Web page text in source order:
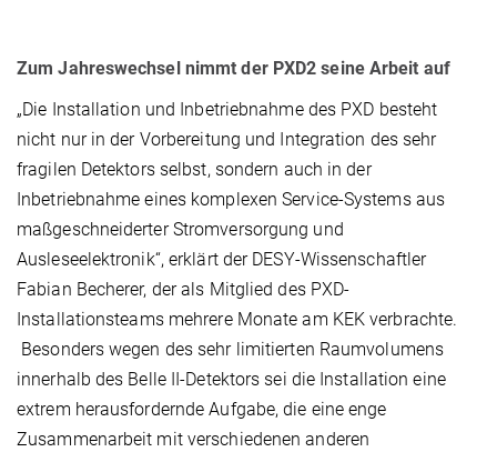
Zum Jahreswechsel nimmt der PXD2 seine Arbeit auf
„Die Installation und Inbetriebnahme des PXD besteht
nicht nur in der Vorbereitung und Integration des sehr
fragilen Detektors selbst, sondern auch in der
Inbetriebnahme eines komplexen Service-Systems aus
maßgeschneiderter Stromversorgung und
Ausleseelektronik“, erklärt der DESY-Wissenschaftler
Fabian Becherer, der als Mitglied des PXD-
Installationsteams mehrere Monate am KEK verbrachte.
Besonders wegen des sehr limitierten Raumvolumens
innerhalb des Belle II-Detektors sei die Installation eine
extrem herausfordernde Aufgabe, die eine enge
Zusammenarbeit mit verschiedenen anderen